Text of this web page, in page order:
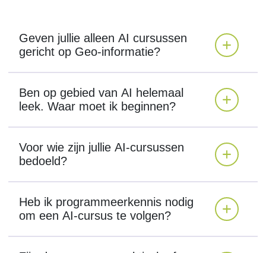
Geven jullie alleen AI cursussen
gericht op Geo-informatie?
Ben op gebied van AI helemaal
leek. Waar moet ik beginnen?
Voor wie zijn jullie AI-cursussen
bedoeld?
Heb ik programmeerkennis nodig
om een AI-cursus te volgen?